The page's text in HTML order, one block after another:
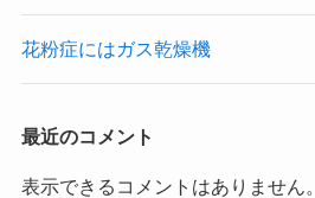
花粉症にはガス乾燥機
最近のコメント
表示できるコメントはありません。